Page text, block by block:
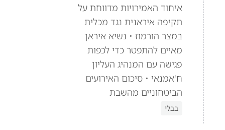
איחוד האמירויות מדווחת על
תקיפה איראנית נגד מכלית
במצר הורמוז • נשיא איראן
מאיים להתפטר כדי לכפות
פגישה עם המנהיג העליון
ח'אמנאי • סיכום האירועים
הביטחוניים מהשבת
בבלי